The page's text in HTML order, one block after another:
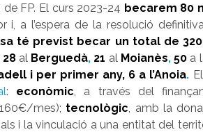
FP. El curs 2023-24 becarem 80
i, a l’espera de la resolució
té previst becar un total de
28 al Berguedà, 21 al Moianès,50 a
i per primer any, 6 a l’Anoia.
: econòmic , a través del
mes); tecnològic , amb la
i la vinculació a una entitat del